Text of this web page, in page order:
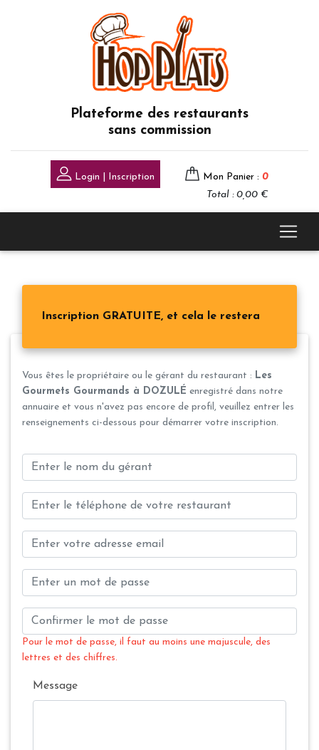
Plateforme des restaurants
sans commission
Login | Inscription Mon Panier : 0
Total : 0,00 €
Inscription GRATUITE, et cela le restera
Vous êtes le propriétaire ou le gérant du restaurant : Les
Gourmets Gourmands à DOZULÉ enregistré dans notre
annuaire et vous n'avez pas encore de profil, veuillez entrer les
renseignements ci-dessous pour démarrer votre inscription.
Pour le mot de passe, il faut au moins une majuscule, des
lettres et des chiffres.
Message